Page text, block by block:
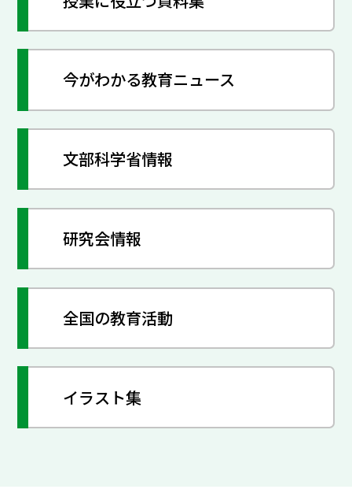
今がわかる教育ニュース
文部科学省情報
研究会情報
全国の教育活動
イラスト集